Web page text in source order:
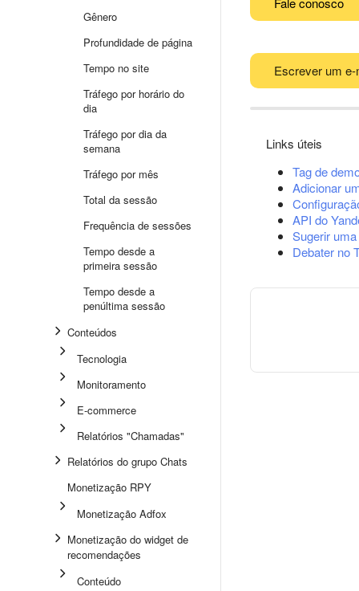
Gênero
Profundidade de página
Tempo no site
Tráfego por horário do
dia
Tráfego por dia da
semana
Tráfego por mês
Total da sessão
Frequência de sessões
Tempo desde a
primeira sessão
Tempo desde a
penúltima sessão
Conteúdos
Tecnologia
Monitoramento
E-commerce
Relatórios "Chamadas"
Relatórios do grupo Chats
Monetização RPY
Monetização Adfox
Monetização do widget de
recomendações
Conteúdo
Escrever um e-
Links úteis
Tag de
Adicionar
API do
Sugerir
Debater no